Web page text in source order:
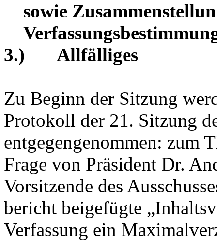
sowie
3.)
Allfälliges
Zu Beginn der Sitzung
Protokoll der 21. Sitzung
entgegengenommen: zum
Frage von Präsident Dr.
Vorsitzende des
bericht beigefügte
Verfassung ein